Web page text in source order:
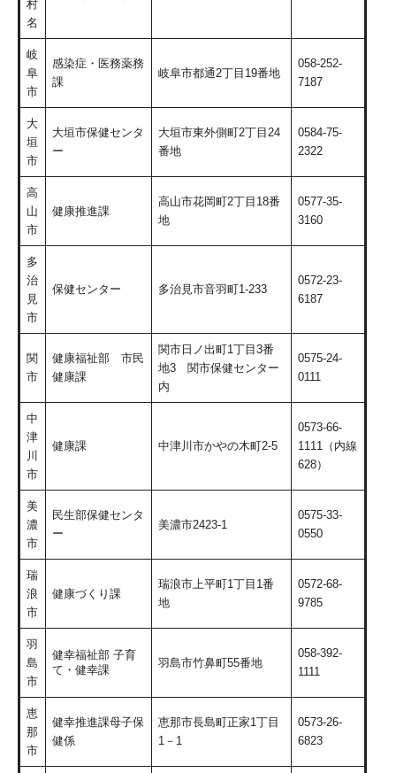
村
名
岐
阜
市
感染症・医務薬務
課
岐阜市都通2丁目19番地
058-252-
7187
大
垣
市
大垣市保健センタ
ー
大垣市東外側町2丁目24
番地
0584-75-
2322
高
山
市
健康推進課
高山市花岡町2丁目18番
地
0577-35-
3160
多
治
見
市
保健センター 多治見市音羽町1-233
0572-23-
6187
関
市
健康福祉部 市民
健康課
関市日ノ出町1丁目3番
地3 関市保健センター
内
0575-24-
0111
中
津
川
市
健康課 中津川市かやの木町2-5
0573-66-
1111（内線
628）
美
濃
市
民生部保健センタ
ー
美濃市2423-1
0575-33-
0550
瑞
浪
市
健康づくり課
瑞浪市上平町1丁目1番
地
0572-68-
9785
羽
島
市
健幸福祉部 子育
て・健幸課
羽島市竹鼻町55番地
058-392-
1111
恵
那
市
健幸推進課母子保
健係
恵那市長島町正家1丁目
1－1
0573-26-
6823